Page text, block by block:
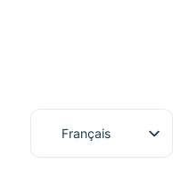
Français